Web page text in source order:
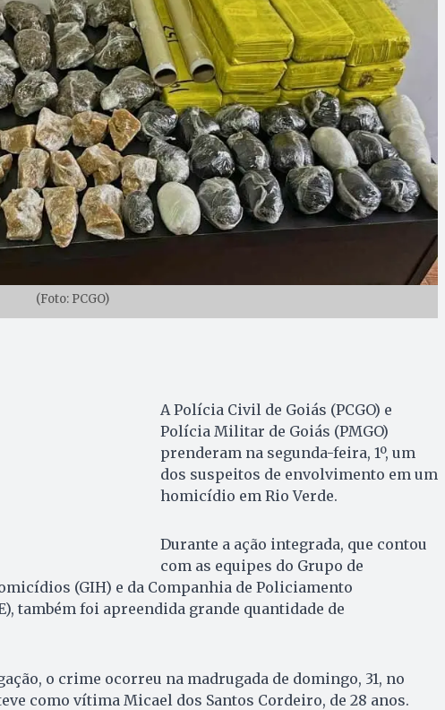
(Foto: PCGO)
A Polícia Civil de Goiás (PCGO) e
Polícia Militar de Goiás (PMGO)
prenderam na segunda-feira, 1º, um
dos suspeitos de envolvimento em um
homicídio em Rio Verde.
Durante a ação integrada, que contou
com as equipes do Grupo de
(GIH) e da Companhia de Policiamento
também foi apreendida grande quantidade de
o crime ocorreu na madrugada de domingo, 31, no
como vítima Micael dos Santos Cordeiro, de 28 anos.